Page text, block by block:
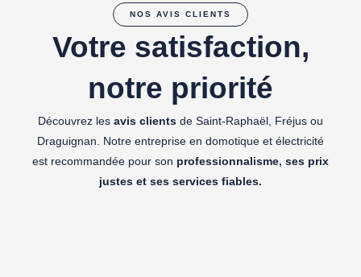
NOS AVIS CLIENTS
Votre satisfaction,
notre priorité
Découvrez les avis clients de Saint-Raphaël, Fréjus ou
Draguignan. Notre entreprise en domotique et électricité
est recommandée pour son professionnalisme, ses prix
justes et ses services fiables.